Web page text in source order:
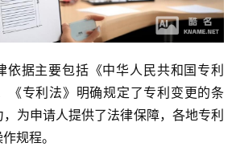
依据主要包括《中华人民共和国专利
《专利法》明确规定了专利变更的条
为申请人提供了法律保障，各地专利
规程。